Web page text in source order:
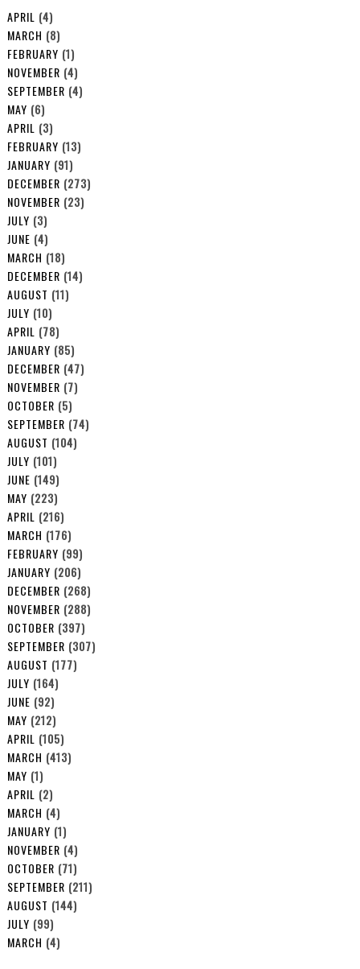
APRIL (4)
MARCH (8)
FEBRUARY (1)
NOVEMBER (4)
SEPTEMBER (4)
MAY (6)
APRIL (3)
FEBRUARY (13)
JANUARY (91)
DECEMBER (273)
NOVEMBER (23)
JULY (3)
JUNE (4)
MARCH (18)
DECEMBER (14)
AUGUST (11)
JULY (10)
APRIL (78)
JANUARY (85)
DECEMBER (47)
NOVEMBER (7)
OCTOBER (5)
SEPTEMBER (74)
AUGUST (104)
JULY (101)
JUNE (149)
MAY (223)
APRIL (216)
MARCH (176)
FEBRUARY (99)
JANUARY (206)
DECEMBER (268)
NOVEMBER (288)
OCTOBER (397)
SEPTEMBER (307)
AUGUST (177)
JULY (164)
JUNE (92)
MAY (212)
APRIL (105)
MARCH (413)
MAY (1)
APRIL (2)
MARCH (4)
JANUARY (1)
NOVEMBER (4)
OCTOBER (71)
SEPTEMBER (211)
AUGUST (144)
JULY (99)
MARCH (4)